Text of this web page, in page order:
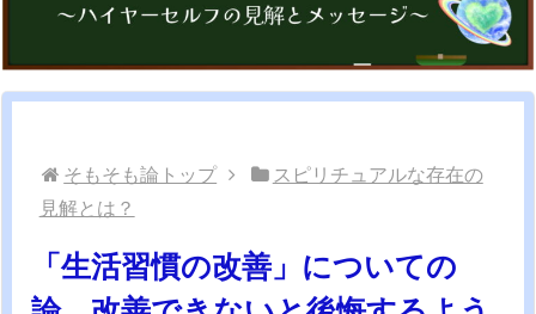
そもそも論トップ
スピリチュアルな存在の
見解とは？
「生活習慣の改善」についての